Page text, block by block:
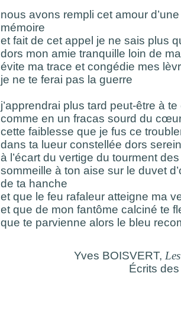
nous avons rempli cet amour
mémoire
et fait de cet appel je ne sais plus
dors mon amie tranquille loin de
évite ma trace et congédie mes
je ne te ferai pas la guerre
j’apprendrai plus tard peut-être à te
comme en un fracas sourd du
cette faiblesse que je fus ce
dans ta lueur constellée dors
à l’écart du vertige du tourment
sommeille à ton aise sur le duvet
de ta hanche
et que le feu rafaleur atteigne ma
et que de mon fantôme calciné te
que te parvienne alors le bleu
Yves BOISVERT,
Écrits